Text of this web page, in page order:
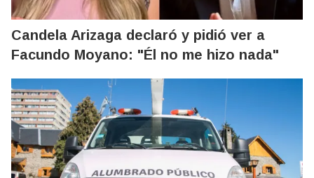
Candela Arizaga declaró y pidió ver a
Facundo Moyano: "Él no me hizo nada"